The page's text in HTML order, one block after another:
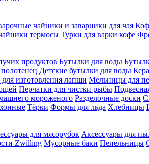
чайники и заварники для чая
термосы Турки для варки кофе
продуктов Бутылки для воды
Детские бутылки для воды
изготовления лапши Мельницы для
Перчатки для чистки рыбы
мороженого Разделочные доски
Тёрки Формы для льда Хлебницы
для мясорубок Аксессуары для
Zwilling Мусорные баки Пепельницы